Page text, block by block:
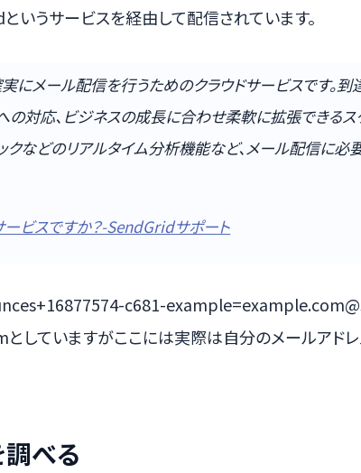
いうサービスを経由して配信されています。
にメール配信を行うためのクラウドサービスです。
の対応、ビジネスの成長に合わせ柔軟に拡張できるス
クなどのリアルタイム分析機能など、メール配信に
ビスですか？-SendGridサポート
c681-
としていますがここには実際は自分のメールアドレ
べる